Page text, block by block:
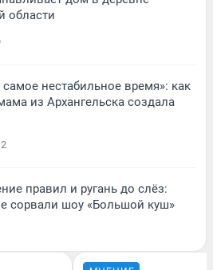
области
нестабильное время»: как
из Архангельска создала
правил и ругань до слёз:
сорвали шоу «Большой куш»